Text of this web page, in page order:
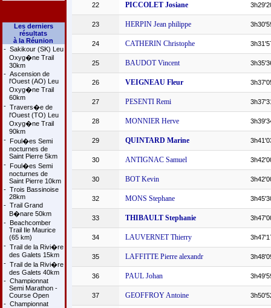
Les derniers
résultats
à la Réunion
- Sakikour (SK) Leu
Oxyg�ne Trail
30km
- Ascension de
l'Ouest (AO) Leu
Oxyg�ne Trail
60km
- Travers�e de
l'Ouest (TO) Leu
Oxyg�ne Trail
90km
- Foul�es Semi
nocturnes de
Saint Pierre 5km
- Foul�es Semi
nocturnes de
Saint Pierre 10km
- Trois Bassinoise
28km
- Trail Grand
B�nare 50km
- Beachcomber
Trail Ile Maurice
(65 km)
- Trail de la Rivi�re
des Galets 15km
- Trail de la Rivi�re
des Galets 40km
- Championnat
Semi Marathon -
Course Open
- Championnat
22 PICCOLET Josiane
23 HERPIN Jean philippe
24 CATHERIN Christophe
25 BAUDOT Vincent
26 VEIGNEAU Fleur
27 PESENTI Remi
28 MONNIER Herve
29 QUINTARD Marine
30 ANTIGNAC Samuel
30 BOT Kevin
32 MONS Stephane
33 THIBAULT Stephanie
34 LAUVERNET Thierry
35 LAFFITTE Pierre alexandr
36 PAUL Johan
37 GEOFFROY Antoine